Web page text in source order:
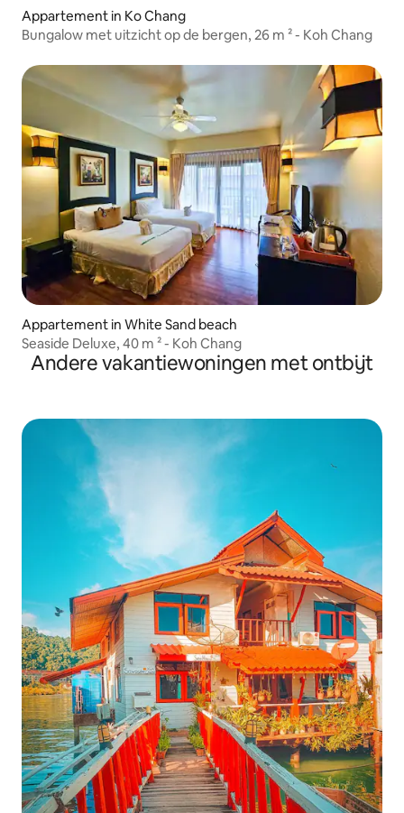
Appartement in Ko Chang
Bungalow met uitzicht op de bergen, 26 m ² - Koh Chang
Appartement in White Sand beach
Seaside Deluxe, 40 m ² - Koh Chang
Andere vakantiewoningen met ontbijt